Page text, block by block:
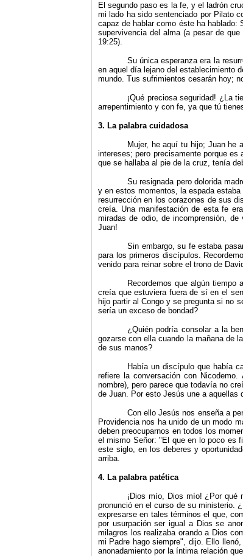
El segundo paso es la fe, y el ladrón
mi lado ha sido sentenciado por Pilato
capaz de hablar como éste ha
supervivencia del alma (a pesar de
19:25).
Su úni­ca esperanza era la
en aquel día lejano del establecimiento
mundo. Tus sufrimientos cesarán hoy;
¡Qué preciosa seguridad! ¿La
arrepentimiento y con fe, ya que tú
3. La palabra cuidadosa
Mujer, he aquí tu hijo; Juan he
intereses; pero precisamente porque
que se hallaba al pie de la cruz, tenía
Su resignada pero dolorida
y en estos momentos, la espada
resurrección en los corazones de sus
creía. Una manifestación de esta fe
miradas de odio, de incomprensión,
Juan!
Sin embargo, su fe estaba
para los primeros discípulos.
venido para reinar sobre el trono de
Recordemos que algún
creía que estuviera fuera de sí en el
hijo partir al Congo y se pregunta si no
sería un exceso de bondad?
¿Quién podría consolar a la
gozarse con ella cuando la mañana de
de sus manos?
Había un discípulo que había
refiere la conversación con
nombre), pero parece que todavía no
de Juan. Por esto Jesús une a aquellas
Con ello Jesús nos enseña a
Providencia nos ha unido de un modo
deben preocuparnos en todos los
el mismo Señor:" El que en lo poco es
este siglo, en los deberes y
arriba.
4. La palabra patética
¡Dios mío, Dios mío! ¿Por
pronunció en el curso de su ministerio.
expresarse en tales términos el que,
por usurpación ser igual a Dios se
milagros los realizaba orando a Dios
mi Padre hago siempre", dijo. Ello
anonadamiento por la íntima relación